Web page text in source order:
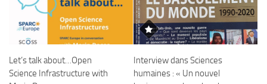
Let’s talk about…Open
Science Infrastructure with
Interview dans Sciences
humaines : « Un nouvel